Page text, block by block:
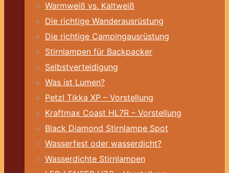
Warmweiß vs. Kaltweiß
Die richtige Wanderausrüstung
Die richtige Campingausrüstung
Stirnlampen für Backpacker
Selbstverteidigung
Was ist Lumen?
Petzl Tikka XP – Vorstellung
Kraftmax Coast HL7R – Vorstellung
Black Diamond Stirnlampe Spot
Wasserfest oder wasserdicht?
Wasserdichte Stirnlampen